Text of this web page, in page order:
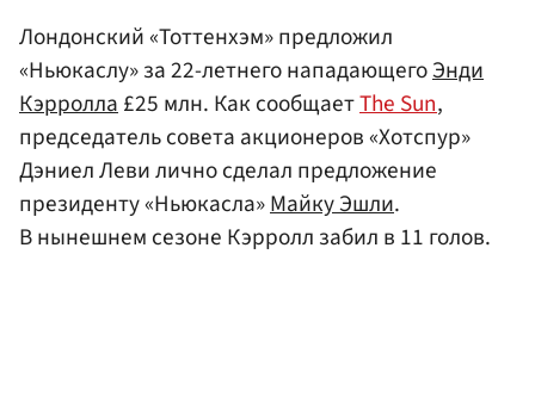
Лондонский «Тоттенхэм» предложил
«Ньюкаслу» за 22-летнего нападающегоЭнди
Кэрролла£25 млн. Как сообщаетThe Sun,
председатель совета акционеров «Хотспур»
Дэниел Леви лично сделал предложение
президенту «Ньюкасла»Майку Эшли.
В нынешнем сезоне Кэрролл забил в 11 голов.